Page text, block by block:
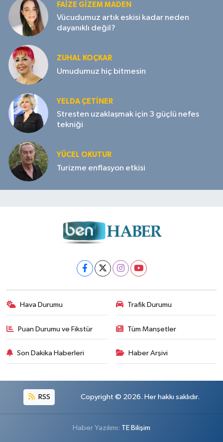
FAIZE GIZEM MADEN
Vücudumuz artık eskisi kadar neden
dayanıklı değil?
ZUHAL KOÇKAR
Umudumuz hiç bitmesin
YELDA ÇETİNER
Stresten uzaklaşmak için 3 güçlü nefes
tekniği
YÜCEL OKUTUR
Turizme enflasyon etkisi
Hava Durumu Trafik Durumu
Puan Durumu ve Fikstür Tüm Manşetler
Son Dakika Haberleri Haber Arşivi
RSS Copyright © 2026. Her hakkı saklıdır.
Haber Yazılımı: TE Bilişim